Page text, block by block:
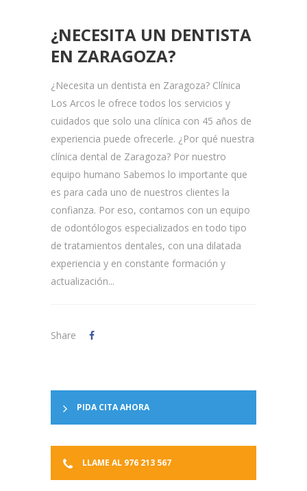
¿NECESITA UN DENTISTA
EN ZARAGOZA?
¿Necesita un dentista en Zaragoza? Clínica
Los Arcos le ofrece todos los servicios y
cuidados que solo una clínica con 45 años de
experiencia puede ofrecerle. ¿Por qué nuestra
clínica dental de Zaragoza? Por nuestro
equipo humano Sabemos lo importante que
es para cada uno de nuestros clientes la
confianza. Por eso, contamos con un equipo
de odontólogos especializados en todo tipo
de tratamientos dentales, con una dilatada
experiencia y en constante formación y
actualización...
Share
PIDA CITA AHORA
LLAME AL 976 213 567